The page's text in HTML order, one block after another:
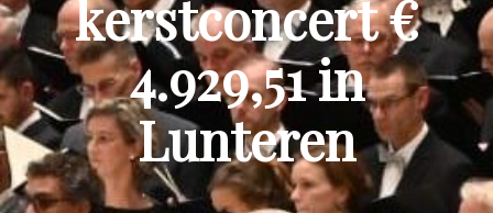
kerstconcert €
4.929,51 in
Lunteren